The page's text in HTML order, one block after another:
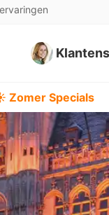
Zomer Specials